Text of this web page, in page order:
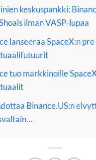
keskuspankki:
ilman VASP-lupaa
lanseeraa SpaceX:n
tuo markkinoille
Binance.US:n